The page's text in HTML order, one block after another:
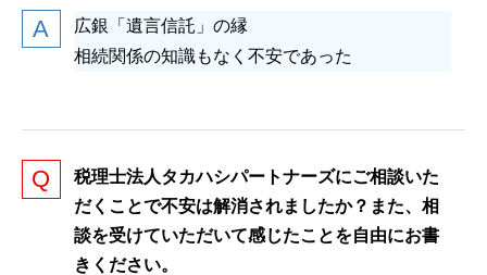
広銀「遺言信託」の縁
相続関係の知識もなく不安であった
税理士法人タカハシパートナーズにご相談いた
だくことで不安は解消されましたか？また、相
談を受けていただいて感じたことを自由にお書
きください。